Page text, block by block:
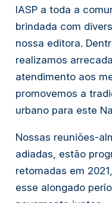
IASP a toda a
brindada com
nossa editora.
realizamos
atendimento aos
promovemos a
urbano para este
Nossas reuniões-
adiadas, estão
retomadas em
esse alongado